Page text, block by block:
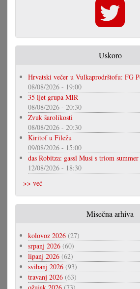
Uskoro
Hrvatski večer u Vulkaprodrštofu: FG
08/08/2026 - 19:00
35 ljet grupa MIR
08/08/2026 - 20:30
Zvuk šarolikosti
08/08/2026 - 20:30
Kiritof u Filežu
09/08/2026 - 15:00
das Robitza: gassl Musi s triom
12/08/2026 - 18:30
>> već
Misečna arhiva
kolovoz 2026 (27)
srpanj 2026 (60)
lipanj 2026 (62)
svibanj 2026 (93)
travanj 2026 (63)